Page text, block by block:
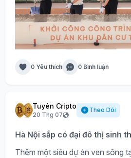
0 Yêu thích 0 Bình luận
Tuyên Cripto
20 Thg 07
Theo Dõi
Hà Nội sắp có đại đô thị sinh
Thêm một siêu dự án ven sông